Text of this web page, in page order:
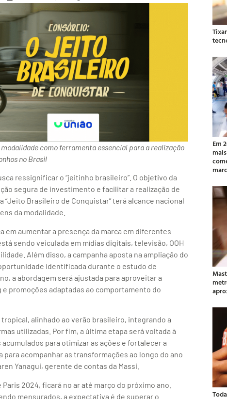
como ferramenta essencial para a realização
no Brasil
ressignificar o “jeitinho brasileiro”. O objetivo da
segura de investimento e facilitar a realização de
“Jeito Brasileiro de Conquistar” terá alcance nacional
da modalidade.
aumentar a presença da marca em diferentes
sendo veiculada em mídias digitais, televisão, OOH
Além disso, a campanha aposta na ampliação do
identificada durante o estudo de
a abordagem será ajustada para aproveitar a
promoções adaptadas ao comportamento do
alinhado ao verão brasileiro, integrando a
utilizadas. Por fim, a última etapa será voltada à
para otimizar as ações e fortalecer a
para acompanhar as transformações ao longo do ano
Yanagui, gerente de contas da Massi.
2024, ficará no ar até março do próximo ano.
mensurados, a expectativa é de superar o
Em